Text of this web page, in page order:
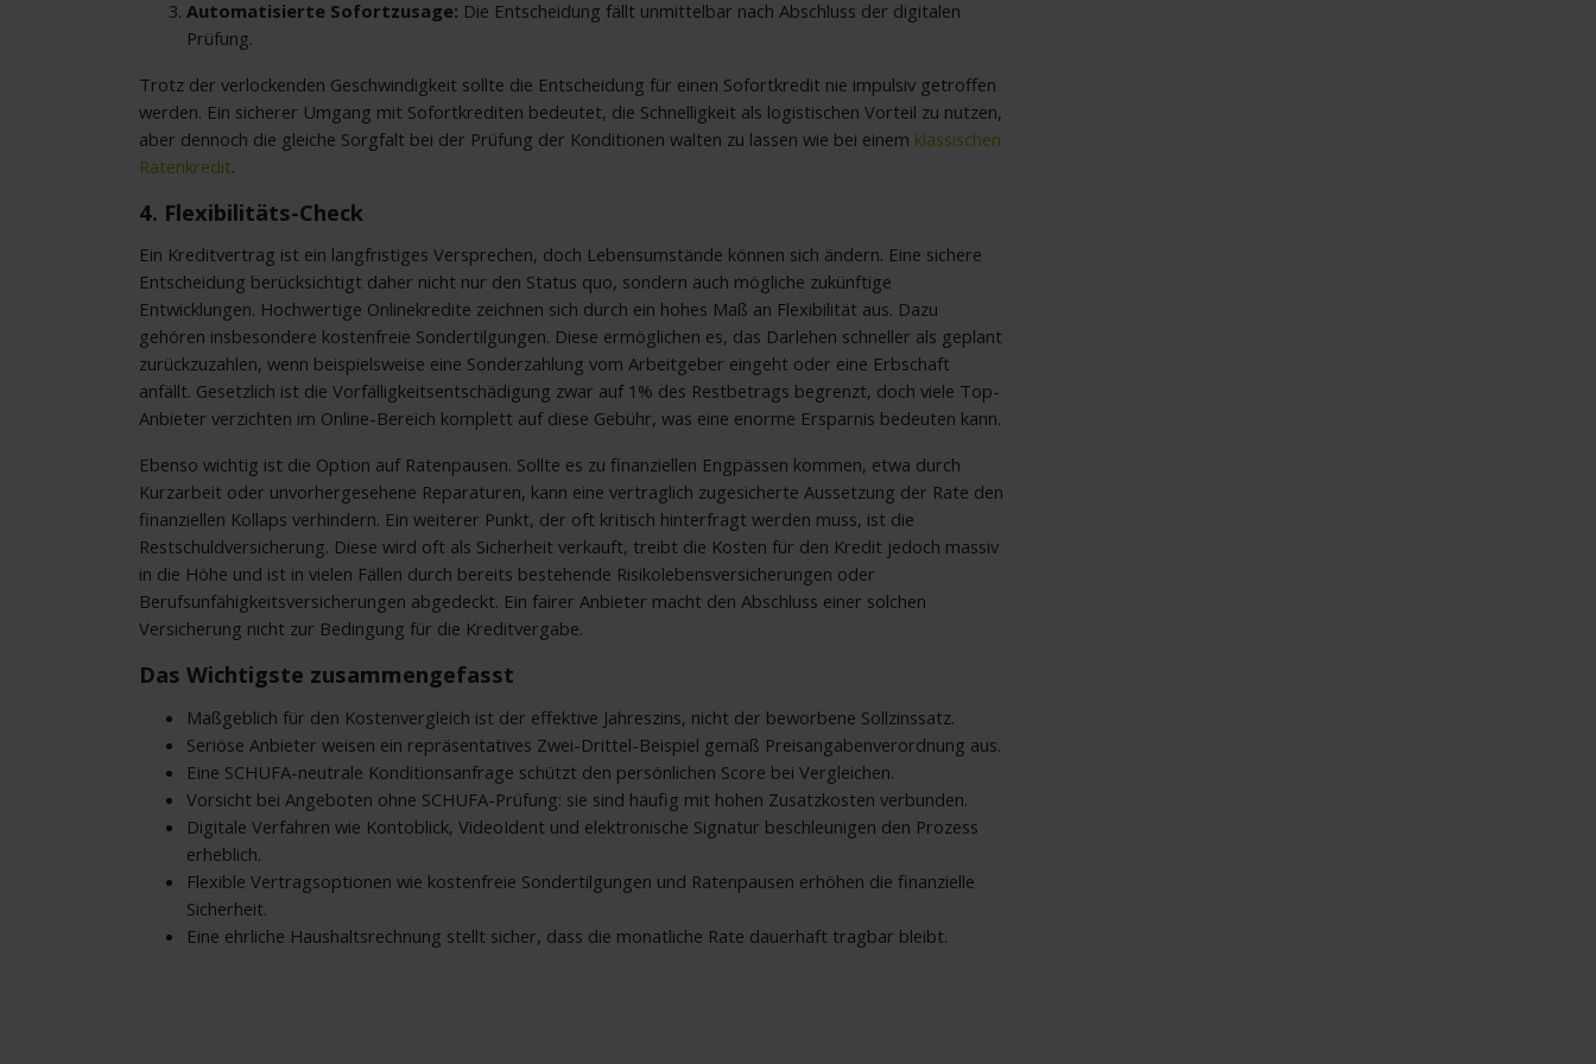
Automatisierte Sofortzusage: Die Entscheidung fällt unmittelbar nach Abschluss der digitalen
Prüfung.
Trotz der verlockenden Geschwindigkeit sollte die Entscheidung für einen Sofortkredit nie impulsiv getroffen
werden. Ein sicherer Umgang mit Sofortkrediten bedeutet, die Schnelligkeit als logistischen Vorteil zu nutzen,
aber dennoch die gleiche Sorgfalt bei der Prüfung der Konditionen walten zu lassen wie bei einem klassischen
Ratenkredit.
4. Flexibilitäts-Check
Ein Kreditvertrag ist ein langfristiges Versprechen, doch Lebensumstände können sich ändern. Eine sichere
Entscheidung berücksichtigt daher nicht nur den Status quo, sondern auch mögliche zukünftige
Entwicklungen. Hochwertige Onlinekredite zeichnen sich durch ein hohes Maß an Flexibilität aus. Dazu
gehören insbesondere kostenfreie Sondertilgungen. Diese ermöglichen es, das Darlehen schneller als geplant
zurückzuzahlen, wenn beispielsweise eine Sonderzahlung vom Arbeitgeber eingeht oder eine Erbschaft
anfällt. Gesetzlich ist die Vorfälligkeitsentschädigung zwar auf 1% des Restbetrags begrenzt, doch viele Top-
Anbieter verzichten im Online-Bereich komplett auf diese Gebühr, was eine enorme Ersparnis bedeuten kann.
Ebenso wichtig ist die Option auf Ratenpausen. Sollte es zu finanziellen Engpässen kommen, etwa durch
Kurzarbeit oder unvorhergesehene Reparaturen, kann eine vertraglich zugesicherte Aussetzung der Rate den
finanziellen Kollaps verhindern. Ein weiterer Punkt, der oft kritisch hinterfragt werden muss, ist die
Restschuldversicherung. Diese wird oft als Sicherheit verkauft, treibt die Kosten für den Kredit jedoch massiv
in die Höhe und ist in vielen Fällen durch bereits bestehende Risikolebensversicherungen oder
Berufsunfähigkeitsversicherungen abgedeckt. Ein fairer Anbieter macht den Abschluss einer solchen
Versicherung nicht zur Bedingung für die Kreditvergabe.
Das Wichtigste zusammengefasst
Maßgeblich für den Kostenvergleich ist der effektive Jahreszins, nicht der beworbene Sollzinssatz.
Seriöse Anbieter weisen ein repräsentatives Zwei-Drittel-Beispiel gemäß Preisangabenverordnung aus.
Eine SCHUFA-neutrale Konditionsanfrage schützt den persönlichen Score bei Vergleichen.
Vorsicht bei Angeboten ohne SCHUFA-Prüfung: sie sind häufig mit hohen Zusatzkosten verbunden.
Digitale Verfahren wie Kontoblick, VideoIdent und elektronische Signatur beschleunigen den Prozess
erheblich.
Flexible Vertragsoptionen wie kostenfreie Sondertilgungen und Ratenpausen erhöhen die finanzielle
Sicherheit.
Eine ehrliche Haushaltsrechnung stellt sicher, dass die monatliche Rate dauerhaft tragbar bleibt.